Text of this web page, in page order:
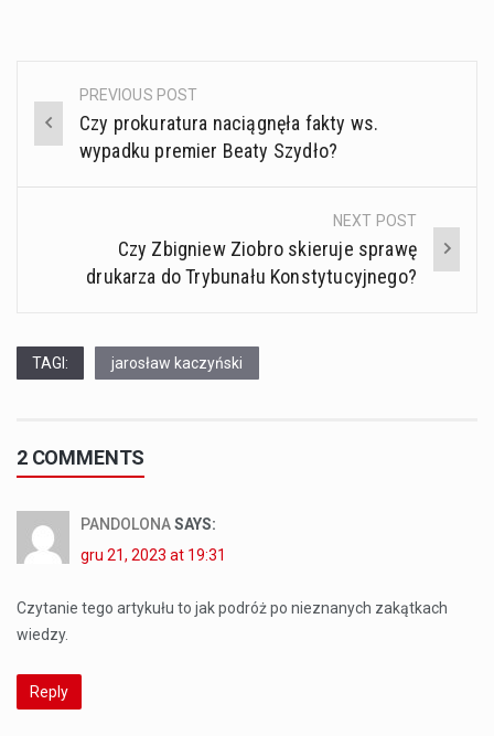
Post
navigation
PREVIOUS POST
Czy prokuratura naciągnęła fakty ws.
wypadku premier Beaty Szydło?
NEXT POST
Czy Zbigniew Ziobro skieruje sprawę
drukarza do Trybunału Konstytucyjnego?
TAGI: jarosław kaczyński
2 COMMENTS
PANDOLONASAYS:
gru 21, 2023 at 19:31
Czytanie tego artykułu to jak podróż po nieznanych zakątkach
wiedzy.
Reply